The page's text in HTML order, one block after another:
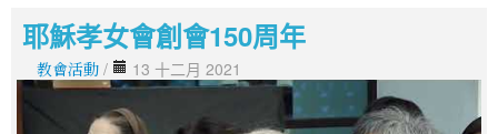
耶穌孝女會創會150周年
教會活動 / 13 十二月 2021